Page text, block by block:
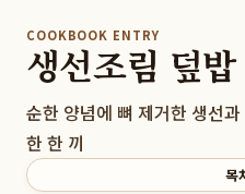
COOKBOOK ENTRY
생선조림 덮밥
순한 양념에 뼈 제거한 생선
한 한 끼
목